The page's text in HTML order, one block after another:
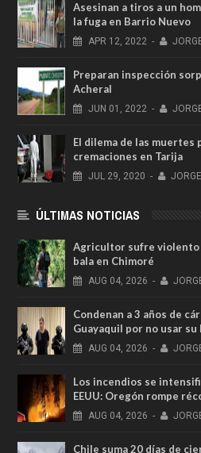
Asesinan a tiros a un
la fuga en Barrio Nuevo
APR 12, 2022 -
Preparan inspección
Acheral
JUN 01, 2022 -
El dilema de las muertes
cremaciones en Tarija
JUL 29, 2020 -
ÚLTIMAS NOTICIAS
Agricultor sufre violento
bala en Chimoré
AUG 04, 2026 -
Condenan a 3 años de
Guayaquil por no usar
AUG 04, 2026 -
Los incendios se
EEUU: Oregón rompe
AUG 04, 2026 -
Chile suma 20 días de